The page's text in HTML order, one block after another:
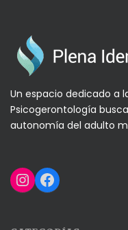
Un espacio dedicado a
Psicogerontología
autonomía del adulto
Instagram
Facebook